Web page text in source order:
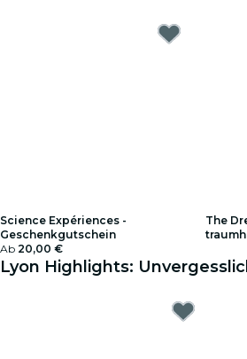
Science Expériences -
Geschenkgutschein
Ab 20,00 €
The
Lyon Highlights: